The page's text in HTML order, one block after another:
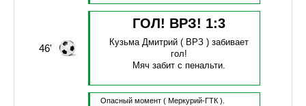
46'
ГОЛ! ВРЗ! 1:3
Кузьма Дмитрий( ВРЗ ) забивает
гол!
Мяч забит с пенальти.
Опасный момент ( Меркурий-ГТК ).